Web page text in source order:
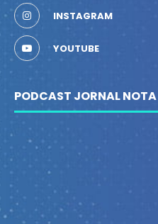
INSTAGRAM
YOUTUBE
PODCAST JORNAL NOTA